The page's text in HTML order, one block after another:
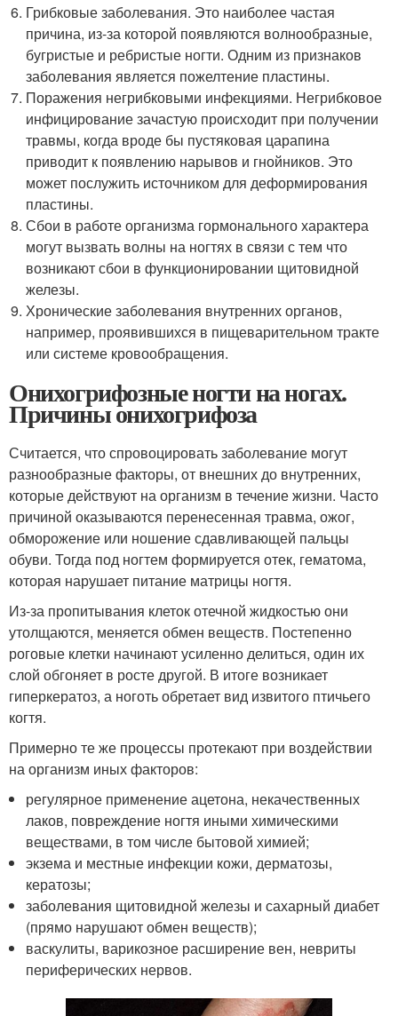
Грибковые заболевания. Это наиболее частая
причина, из-за которой появляются волнообразные,
бугристые и ребристые ногти. Одним из признаков
заболевания является пожелтение пластины.
Поражения негрибковыми инфекциями. Негрибковое
инфицирование зачастую происходит при получении
травмы, когда вроде бы пустяковая царапина
приводит к появлению нарывов и гнойников. Это
может послужить источником для деформирования
пластины.
Сбои в работе организма гормонального характера
могут вызвать волны на ногтях в связи с тем что
возникают сбои в функционировании щитовидной
железы.
Хронические заболевания внутренних органов,
например, проявившихся в пищеварительном тракте
или системе кровообращения.
Онихогрифозные ногти на ногах.
Причины онихогрифоза
Считается, что спровоцировать заболевание могут
разнообразные факторы, от внешних до внутренних,
которые действуют на организм в течение жизни. Часто
причиной оказываются перенесенная травма, ожог,
обморожение или ношение сдавливающей пальцы
обуви. Тогда под ногтем формируется отек, гематома,
которая нарушает питание матрицы ногтя.
Из-за пропитывания клеток отечной жидкостью они
утолщаются, меняется обмен веществ. Постепенно
роговые клетки начинают усиленно делиться, один их
слой обгоняет в росте другой. В итоге возникает
гиперкератоз, а ноготь обретает вид извитого птичьего
когтя.
Примерно те же процессы протекают при воздействии
на организм иных факторов:
регулярное применение ацетона, некачественных
лаков, повреждение ногтя иными химическими
веществами, в том числе бытовой химией;
экзема и местные инфекции кожи, дерматозы,
кератозы;
заболевания щитовидной железы и сахарный диабет
(прямо нарушают обмен веществ);
васкулиты, варикозное расширение вен, невриты
периферических нервов.